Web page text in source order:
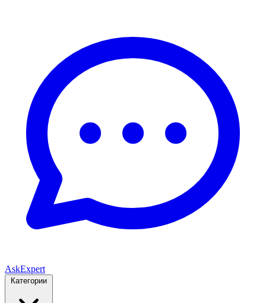
AskExpert
Категории